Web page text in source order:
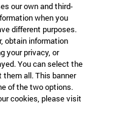
our own and third-
when you
different purposes.
obtain information
your privacy, or
You can select the
all. This banner
of the two options.
cookies, please visit